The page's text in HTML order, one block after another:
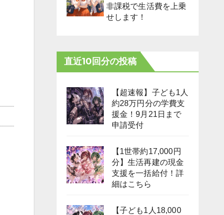
非課税で生活費を上乗
せします！
直近10回分の投稿
【超速報】子ども1人
約28万円分の学費支
援金！9月21日まで
申請受付
【1世帯約17,000円
分】生活再建の現金
支援を一括給付！詳
細はこちら
【子ども1人18,000